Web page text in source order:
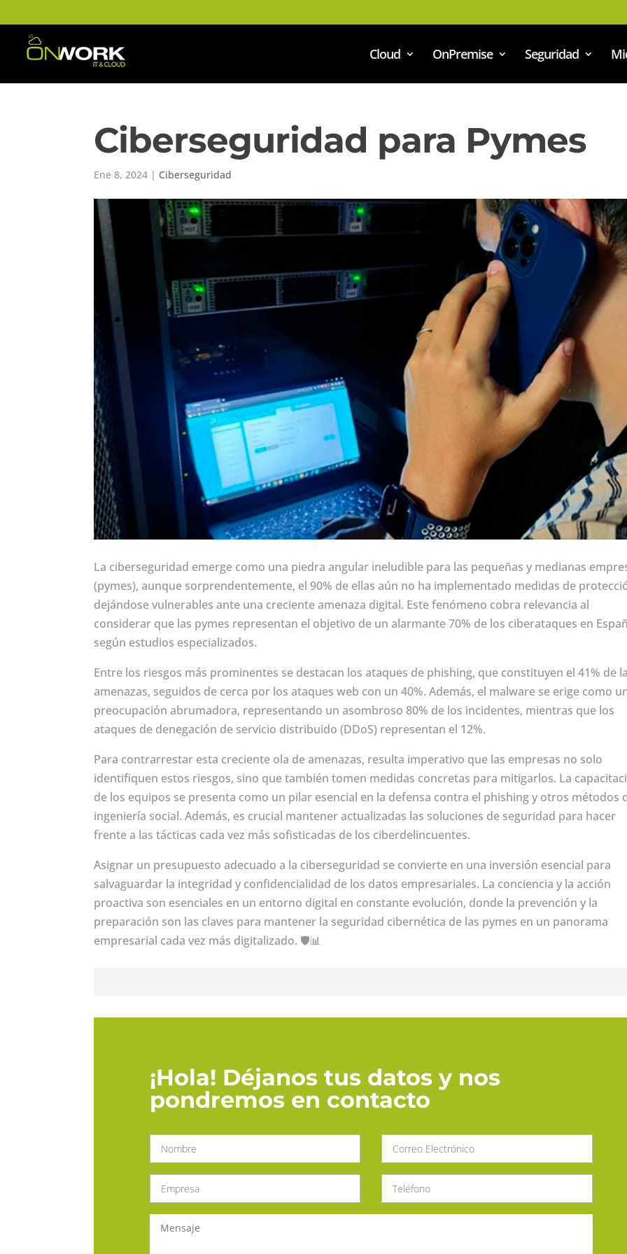
Cloud OnPremise Seguridad
Ciberseguridad para Pymes
Ene 8, 2024 | Ciberseguridad
La ciberseguridad emerge como una piedra angular ineludible para las pequeñas y medianas
(pymes), aunque sorprendentemente, el 90% de ellas aún no ha implementado medidas de
dejándose vulnerables ante una creciente amenaza digital. Este fenómeno cobra relevancia al
considerar que las pymes representan el objetivo de un alarmante 70% de los ciberataques en
según estudios especializados.
Entre los riesgos más prominentes se destacan los ataques de phishing, que constituyen el 41% de
amenazas, seguidos de cerca por los ataques web con un 40%. Además, el malware se erige como
preocupación abrumadora, representando un asombroso 80% de los incidentes, mientras que los
ataques de denegación de servicio distribuido (DDoS) representan el 12%.
Para contrarrestar esta creciente ola de amenazas, resulta imperativo que las empresas no solo
identifiquen estos riesgos, sino que también tomen medidas concretas para mitigarlos. La
de los equipos se presenta como un pilar esencial en la defensa contra el phishing y otros métodos
ingeniería social. Además, es crucial mantener actualizadas las soluciones de seguridad para hacer
frente a las tácticas cada vez más sofisticadas de los ciberdelincuentes.
Asignar un presupuesto adecuado a la ciberseguridad se convierte en una inversión esencial para
salvaguardar la integridad y confidencialidad de los datos empresariales. La conciencia y la acción
proactiva son esenciales en un entorno digital en constante evolución, donde la prevención y la
preparación son las claves para mantener la seguridad cibernética de las pymes en un panorama
empresarial cada vez más digitalizado. 🛡️📊
¡Hola! Déjanos tus datos y nos
pondremos en contacto